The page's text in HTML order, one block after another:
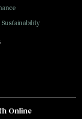
Sustainability
Online